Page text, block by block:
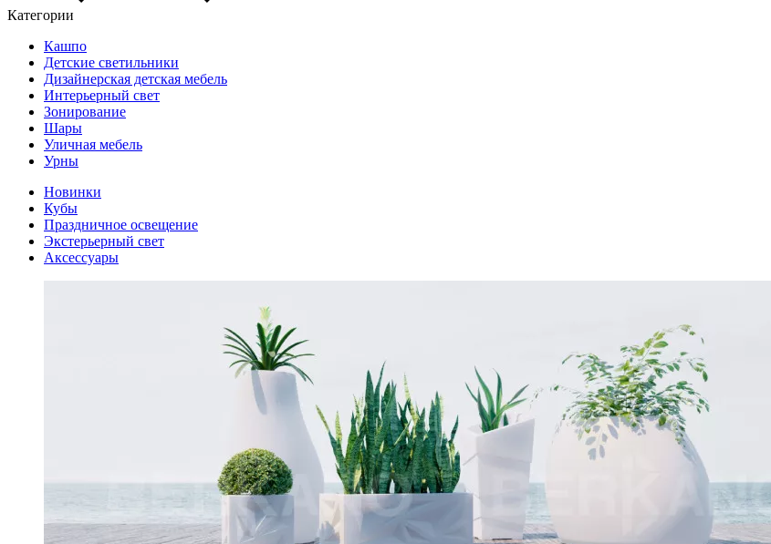
Категории
Кашпо
Детские светильники
Дизайнерская детская мебель
Интерьерный свет
Зонирование
Шары
Уличная мебель
Урны
Новинки
Кубы
Праздничное освещение
Экстерьерный свет
Аксессуары